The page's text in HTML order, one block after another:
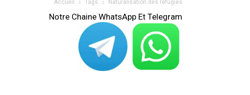
Accueil Tags Naturalisation des réfugiés
Notre Chaine WhatsApp Et Telegram